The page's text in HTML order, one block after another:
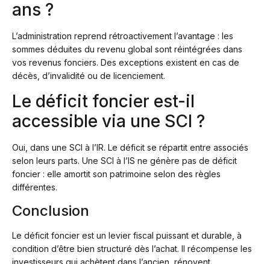
ans ?
L’administration reprend rétroactivement l’avantage : les
sommes déduites du revenu global sont réintégrées dans
vos revenus fonciers. Des exceptions existent en cas de
décès, d’invalidité ou de licenciement.
Le déficit foncier est-il
accessible via une SCI ?
Oui, dans une SCI à l’IR. Le déficit se répartit entre associés
selon leurs parts. Une SCI à l’IS ne génère pas de déficit
foncier : elle amortit son patrimoine selon des règles
différentes.
Conclusion
Le déficit foncier est un levier fiscal puissant et durable, à
condition d’être bien structuré dès l’achat. Il récompense les
investisseurs qui achètent dans l’ancien, rénovent